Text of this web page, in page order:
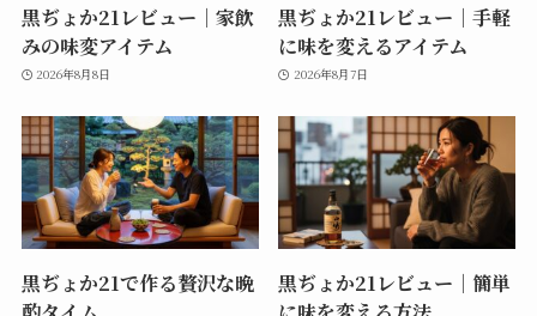
黒ぢょか21レビュー｜家飲
みの味変アイテム
2026年8月8日
黒ぢょか21レビュー｜手軽
に味を変えるアイテム
2026年8月7日
黒ぢょか21で作る贅沢な晩
黒ぢょか21レビュー｜簡単